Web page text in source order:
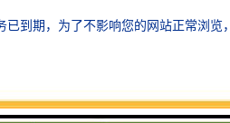
产生的污泥进行脱水、干化等
需要考虑肉联厂的污水特征、